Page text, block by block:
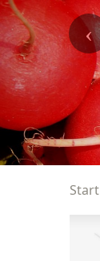
Start